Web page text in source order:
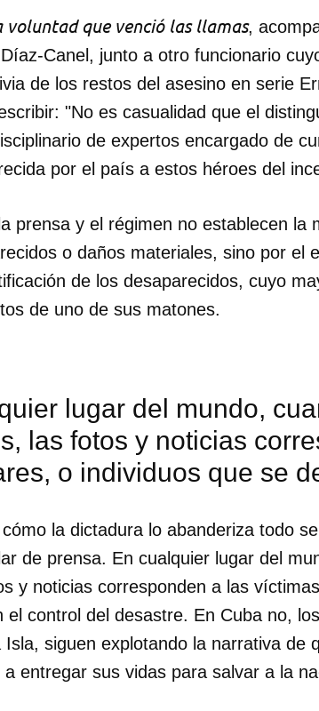
como favorito
poder guardar como favorito, primero has de
voluntad que venció las llamas,
Canel, junto a otro funcionario
de los restos del asesino en serie
"No es casualidad que el
de expertos encargado de
por el país a estos héroes del
prensa y el régimen no establecen la
o daños materiales, sino por el
de los desaparecidos, cuyo
de uno de sus matones.
lugar del mundo,
las fotos y noticias
o individuos que se
la dictadura lo abanderiza todo
de prensa. En cualquier lugar del
y noticias corresponden a las
el control del desastre. En Cuba no,
siguen explotando la narrativa de
entregar sus vidas para salvar a la